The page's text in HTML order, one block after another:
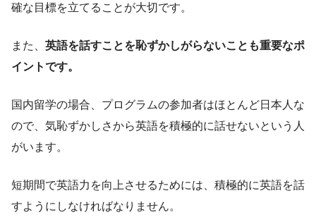
確な目標を立てることが大切です。
また、 英語を話すことを恥ずかしがらないことも重要なポ
イントです。
国内留学の場合、プログラムの参加者はほとんど日本人な
ので、気恥ずかしさから英語を積極的に話せないという人
がいます。
短期間で英語力を向上させるためには、積極的に英語を話
すようにしなければなりません。